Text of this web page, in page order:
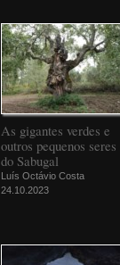
As gigantes verdes e
outros pequenos seres
do Sabugal
Luís Octávio Costa
24.10.2023